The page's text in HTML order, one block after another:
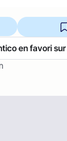
en favori sur